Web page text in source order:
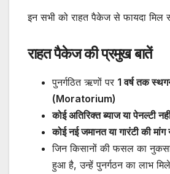
इन सभी को राहत पैकेज से फायदा मिल
राहत पैकेज की प्रमुख बातें
पुनर्गठित ऋणों पर 1 वर्ष तक
(Moratorium)
कोई अतिरिक्त ब्याज या पेनल्टी
कोई नई जमानत या गारंटी की मांग
जिन किसानों की फसल का
हुआ है, उन्हें पुनर्गठन का लाभ